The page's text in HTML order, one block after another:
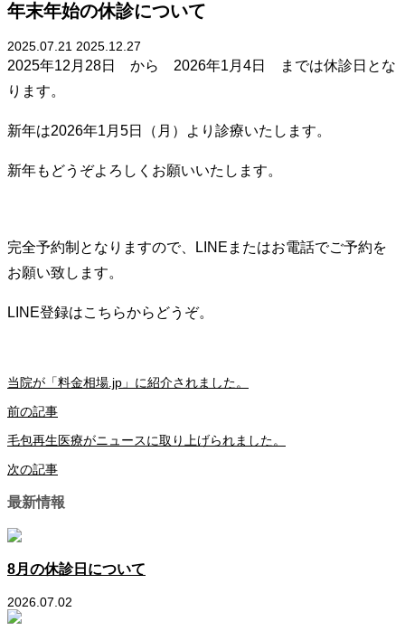
年末年始の休診について
2025.07.21 2025.12.27
2025年12月28日 から 2026年1月4日 までは休診日とな
ります。
新年は2026年1月5日（月）より診療いたします。
新年もどうぞよろしくお願いいたします。
完全予約制となりますので、LINEまたはお電話でご予約を
お願い致します。
LINE登録はこちらからどうぞ。
当院が「料金相場.jp」に紹介されました。
前の記事
毛包再生医療がニュースに取り上げられました。
次の記事
最新情報
8月の休診日について
2026.07.02